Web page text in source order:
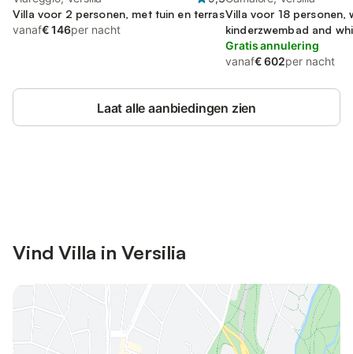
Villa voor 2 personen, met tuin en terras
vanaf€ 146per nacht
Villa voor 18 personen,
kinderzwembad and
tuin
Gratis annulering
vanaf€ 602per nacht
Laat alle aanbiedingen zien
Vind Villa in Versilia